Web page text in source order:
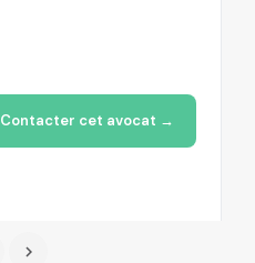
Contacter cet avocat →